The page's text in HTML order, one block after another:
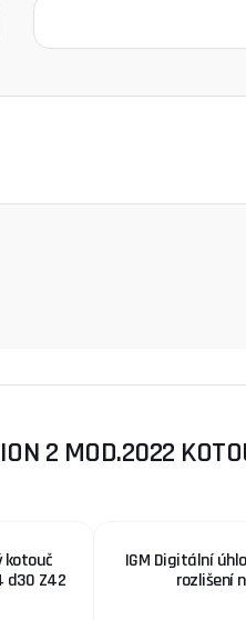
2 MOD.2022
kotouč
d30 Z42
IGM Digitální
rozlišení